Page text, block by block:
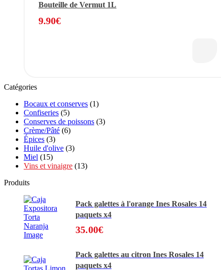
Bouteille de Vermut 1L
9.90€
Catégories
Bocaux et conserves (1)
Confiseries (5)
Conserves de poissons (3)
Crème/Pâté (6)
Épices (3)
Huile d'olive (3)
Miel (15)
Vins et vinaigre (13)
Produits
Pack galettes à l'orange Ines Rosales 14
paquets x4
35.00€
Pack galettes au citron Ines Rosales 14
paquets x4